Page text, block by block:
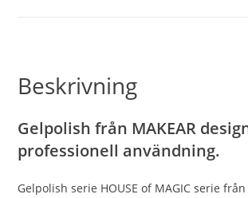
Beskrivning
Gelpolish från MAKEAR
professionell användning.
Gelpolish serie HOUSE of MAGIC serie